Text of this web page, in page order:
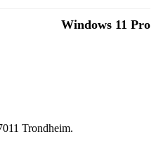
Windows 11 Pro
Trondheim.